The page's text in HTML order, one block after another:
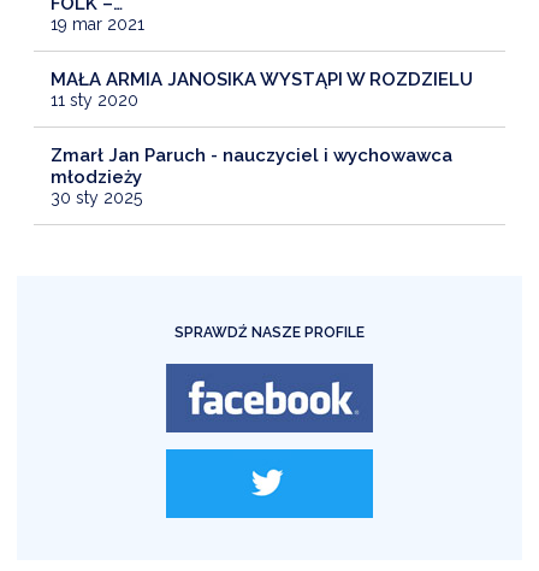
19 mar 2021
MAŁA ARMIA JANOSIKA WYSTĄPI W ROZDZIELU
11 sty 2020
Zmarł Jan Paruch - nauczyciel i wychowawca
młodzieży
30 sty 2025
SPRAWDŹ NASZE PROFILE